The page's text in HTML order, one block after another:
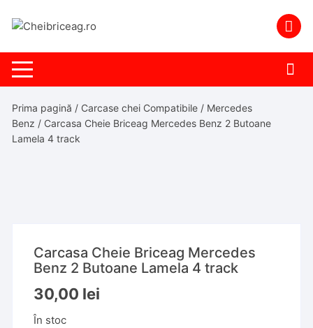
Prima pagină / Carcase chei Compatibile / Mercedes
Benz / Carcasa Cheie Briceag Mercedes Benz 2 Butoane
Lamela 4 track
Carcasa Cheie Briceag Mercedes
Benz 2 Butoane Lamela 4 track
30,00 lei
În stoc